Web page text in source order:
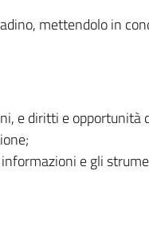
mettendolo in
e diritti e opportunità
e gli